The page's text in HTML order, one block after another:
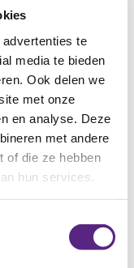
te
media te bieden
Ook delen we
met onze
en analyse. Deze
met andere
of die ze hebben
hun services.
Lingewaal